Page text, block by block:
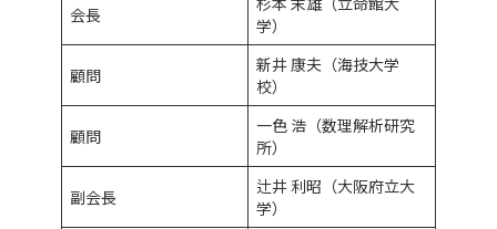
会長
学）
顧問
新井 康夫（海技大学
校）
顧問
一色 浩（数理解析研究
所）
副会長
辻井 利昭（大阪府立大
学）